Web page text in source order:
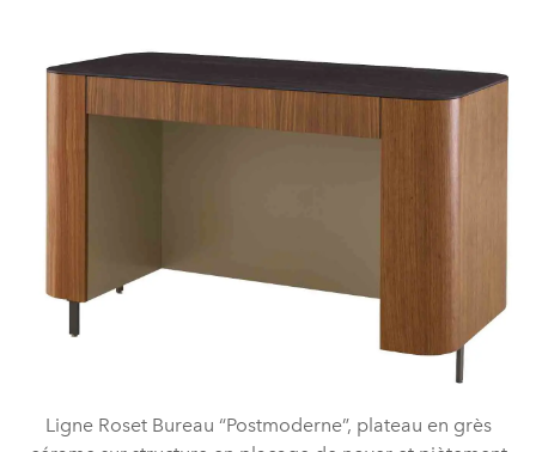
Ligne Roset Bureau “Postmoderne”, plateau en grès